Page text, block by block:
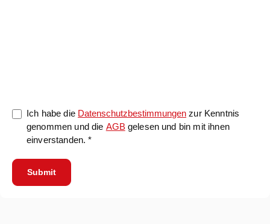
Ich habe die Datenschutzbestimmungen zur Kenntnis
genommen und die AGBgelesen und bin mit ihnen
einverstanden. *
Submit